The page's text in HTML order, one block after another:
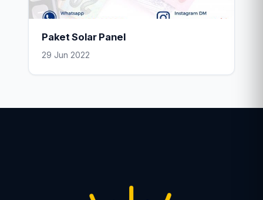
Paket Solar Panel
29 Jun 2022